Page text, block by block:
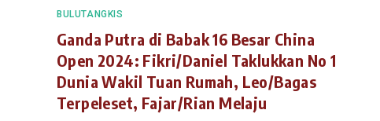
BULUTANGKIS
Ganda Putra di Babak 16 Besar China
Open 2024: Fikri/Daniel Taklukkan No 1
Dunia Wakil Tuan Rumah, Leo/Bagas
Terpeleset, Fajar/Rian Melaju